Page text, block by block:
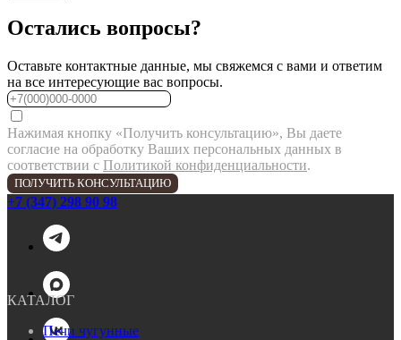
Остались вопросы?
Оставьте контактные данные, мы свяжемся с вами и ответим
на все интересующие вас вопросы.
Нажимая кнопку «Получить консультацию», Вы даете
согласие на обработку Ваших персональных данных в
соответствии с Политикой конфиденциальности.
ПОЛУЧИТЬ КОНСУЛЬТАЦИЮ
+7 (347) 298 90 98
КАТАЛОГ
Печи чугунные